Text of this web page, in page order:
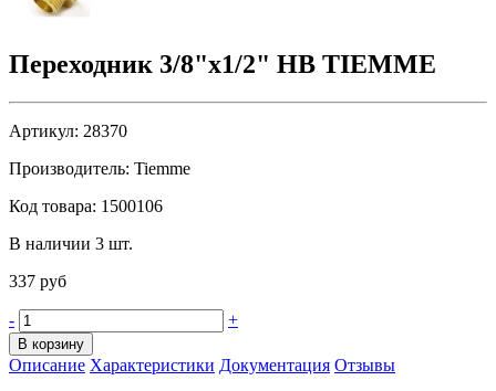
Переходник 3/8"x1/2" НВ TIEMME
Артикул: 28370
Производитель: Tiemme
Код товара: 1500106
В наличии 3 шт.
337 руб
- +
В корзину
Описание Характеристики Документация Отзывы